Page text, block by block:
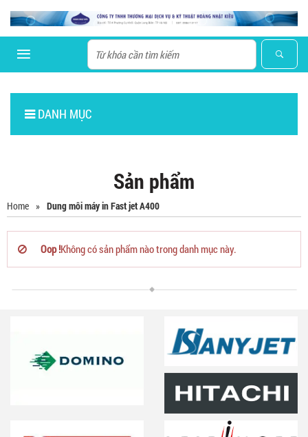
DANH MỤC
Sản phẩm
Home » Dung môi máy in Fast jet A400
Oop !Không có sản phẩm nào trong danh mục này.